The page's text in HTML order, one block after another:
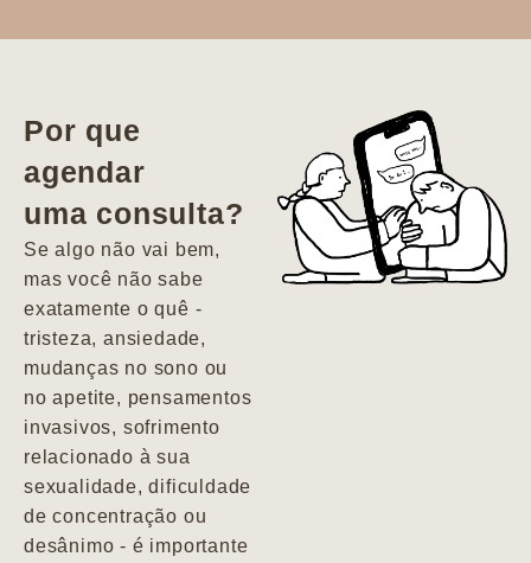
vida. Ela me
encontrou num
estado misto de
depressão e
agitação com
pensamentos
Por que
agendar
uma consulta?
Se algo não vai bem,
mas você não sabe
exatamente o quê -
tristeza, ansiedade,
mudanças no sono ou
no apetite, pensamentos
invasivos, sofrimento
relacionado à sua
sexualidade, dificuldade
de concentração ou
desânimo - é importante